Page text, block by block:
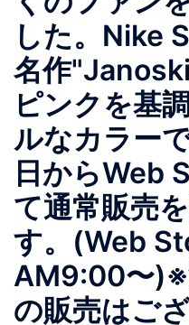
した。Nike
名作
ピンクを基
ルなカラー
日からWeb
て通常販売
す。(Web
AM9:00〜
の販売はご